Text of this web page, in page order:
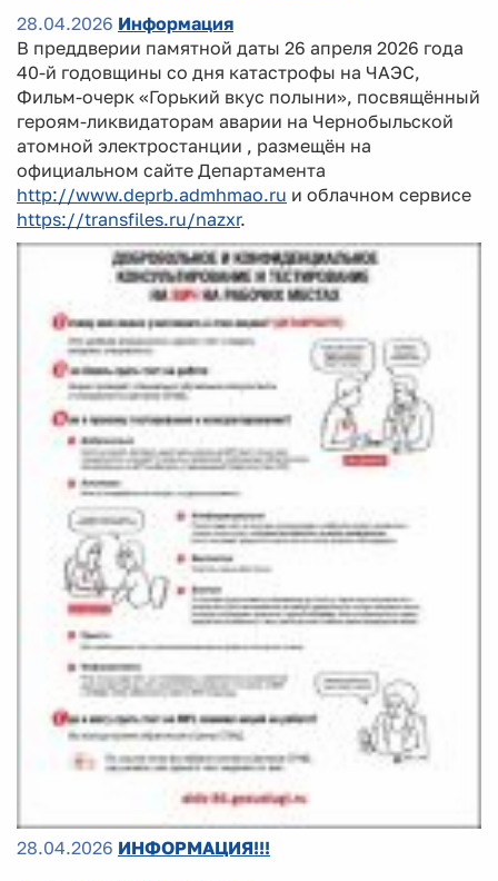
28.04.2026 Информация
В преддверии памятной даты 26 апреля 2026 года
40-й годовщины со дня катастрофы на ЧАЭС,
Фильм-очерк «Горький вкус полыни», посвящённый
героям-ликвидаторам аварии на Чернобыльской
атомной электростанции , размещён на
официальном сайте Департамента
http://www.deprb.admhmao.ru и облачном сервисе
https://transfiles.ru/nazxr.
28.04.2026 ИНФОРМАЦИЯ!!!